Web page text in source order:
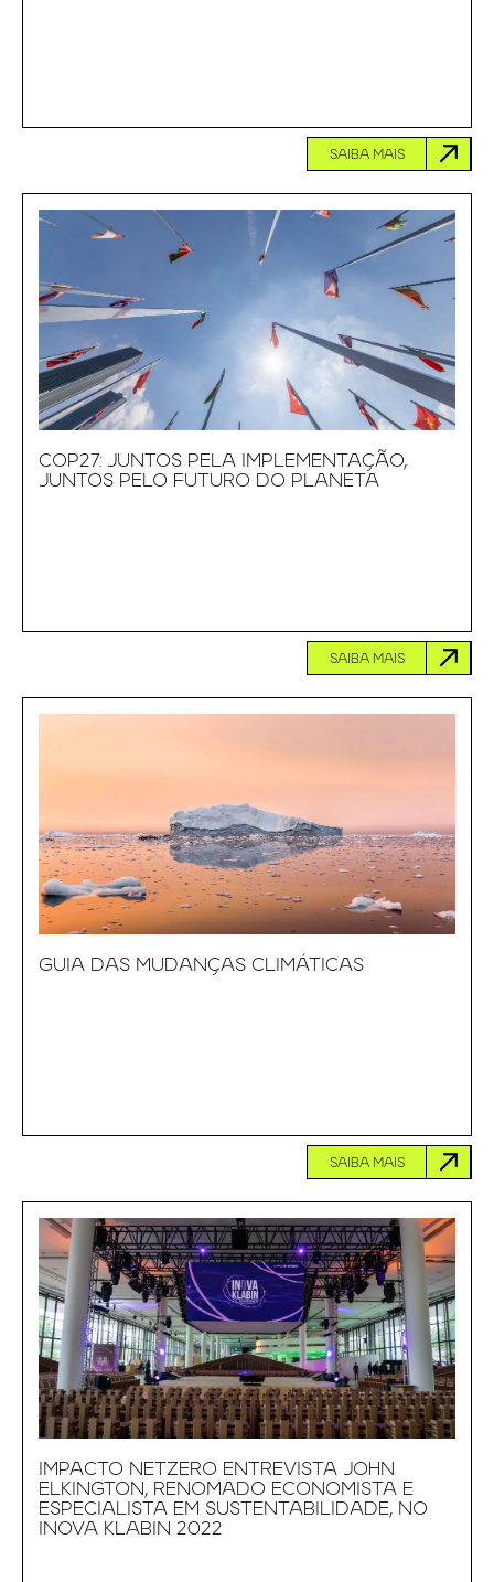
SAIBA MAIS
COP27: JUNTOS PELA IMPLEMENTAÇÃO,
JUNTOS PELO FUTURO DO PLANETA
SAIBA MAIS
GUIA DAS MUDANÇAS CLIMÁTICAS
SAIBA MAIS
IMPACTO NETZERO ENTREVISTA JOHN
ELKINGTON, RENOMADO ECONOMISTA E
ESPECIALISTA EM SUSTENTABILIDADE, NO
INOVA KLABIN 2022